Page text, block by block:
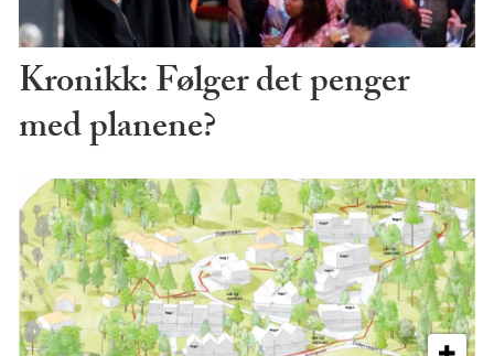
Kronikk: Følger det penger
med planene?